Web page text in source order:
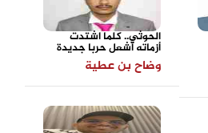
الحوثي.. كلما اشتدت
أزماته أشعل حربا جديدة
وضاح بن عطية